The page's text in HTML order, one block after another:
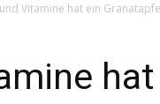
Vitamine hat ein
hat